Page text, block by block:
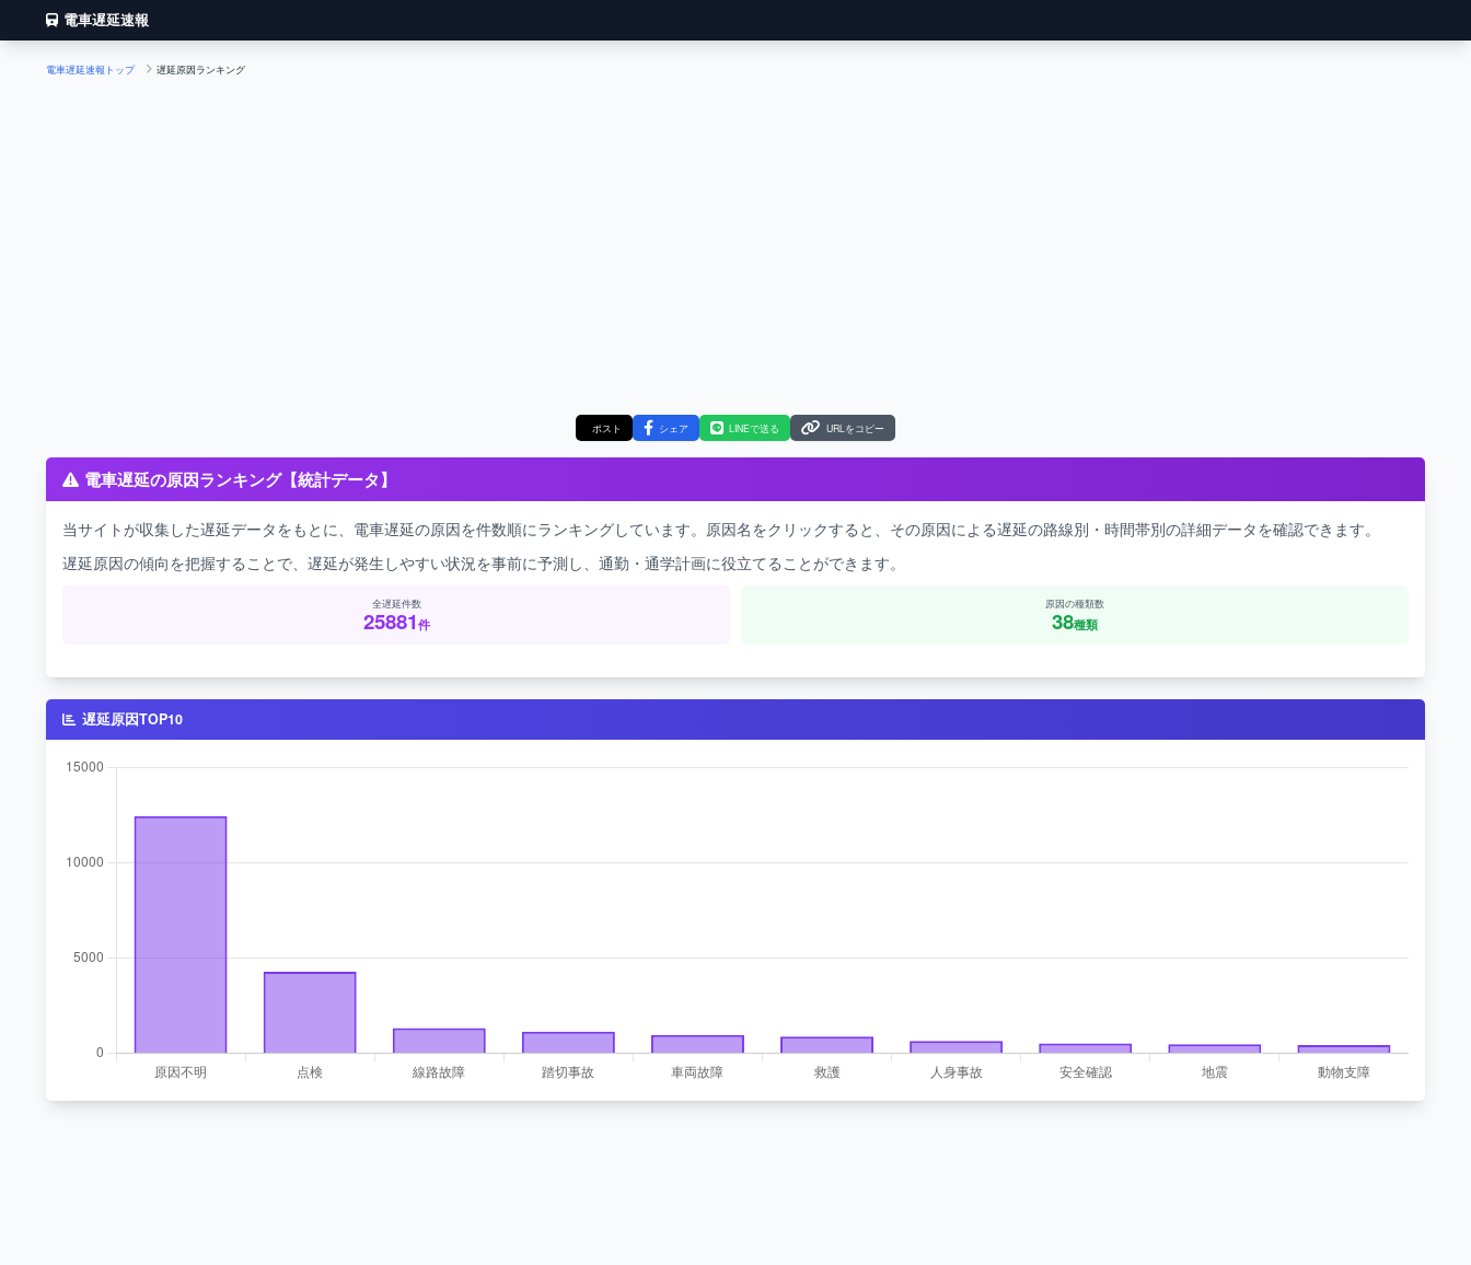
電車遅延速報
電車遅延速報トップ 遅延原因ランキング
ポスト シェア LINEで送る URLをコピー
電車遅延の原因ランキング【統計データ】
当サイトが収集した遅延データをもとに、電車遅延の原因を件数順にランキングしています。原因名をクリックすると、その原因による遅延の路線別・時間帯別の詳細データを確認できます。
遅延原因の傾向を把握することで、遅延が発生しやすい状況を事前に予測し、通勤・通学計画に役立てることができます。
全遅延件数
25881件
原因の種類数
38種類
遅延原因TOP10